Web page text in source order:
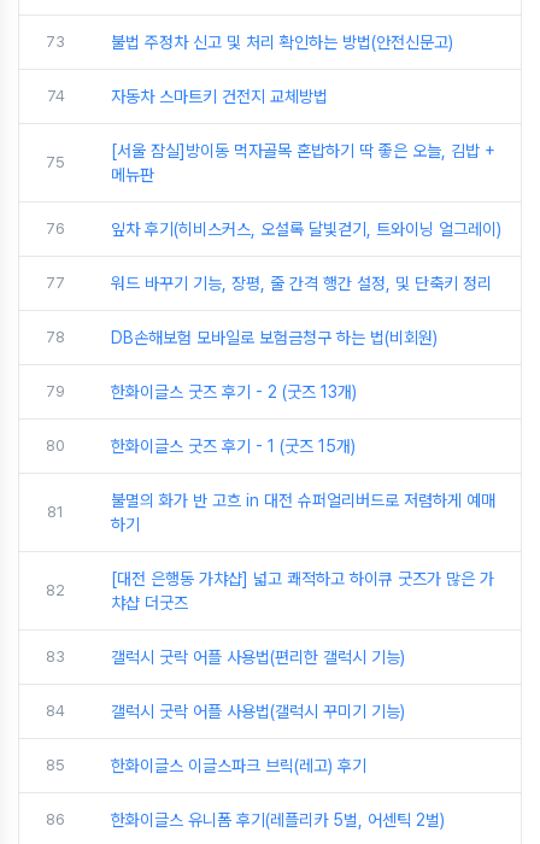
73 불법 주정차 신고 및 처리 확인하는 방법(안전신문고)
74 자동차 스마트키 건전지 교체방법
75
[서울 잠실]방이동 먹자골목 혼밥하기 딱 좋은 오늘, 김밥 +
메뉴판
76 잎차 후기(히비스커스, 오설록 달빛걷기, 트와이닝 얼그레이)
77 워드 바꾸기 기능, 장평, 줄 간격 행간 설정, 및 단축키 정리
78 DB손해보험 모바일로 보험금청구 하는 법(비회원)
79 한화이글스 굿즈 후기 - 2 (굿즈 13개)
80 한화이글스 굿즈 후기 - 1 (굿즈 15개)
81
불멸의 화가 반 고흐 in 대전 슈퍼얼리버드로 저렴하게 예매
하기
82
[대전 은행동 가챠샵] 넓고 쾌적하고 하이큐 굿즈가 많은 가
챠샵 더굿즈
83 갤럭시 굿락 어플 사용법(편리한 갤럭시 기능)
84 갤럭시 굿락 어플 사용법(갤럭시 꾸미기 기능)
85 한화이글스 이글스파크 브릭(레고) 후기
86 한화이글스 유니폼 후기(레플리카 5벌, 어센틱 2벌)